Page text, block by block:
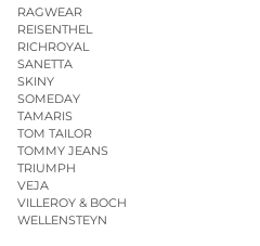
RAGWEAR
REISENTHEL
RICHROYAL
SANETTA
SKINY
SOMEDAY
TAMARIS
TOM TAILOR
TOMMY JEANS
TRIUMPH
VEJA
VILLEROY & BOCH
WELLENSTEYN